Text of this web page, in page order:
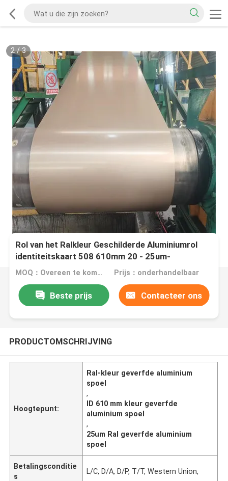
2/3
Rol van het Ralkleur Geschilderde Aluminiumrol
identiteitskaart 508 610mm 20 - 25um-
Deklaagdikte
MOQ：Overeen te komen Prijs：onderhandelbaar
Beste prijs Contacteer ons
PRODUCTOMSCHRIJVING
Hoogtepunt:
Ral-kleur geverfde aluminium
spoel
,
ID 610 mm kleur geverfde
aluminium spoel
,
25um Ral geverfde aluminium
spoel
Betalingsconditie
s
L/C, D/A, D/P, T/T, Western Union,